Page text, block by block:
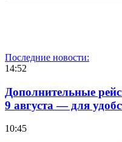
Последние новости:
14:52
Дополнительные
9 августа — для
10:45